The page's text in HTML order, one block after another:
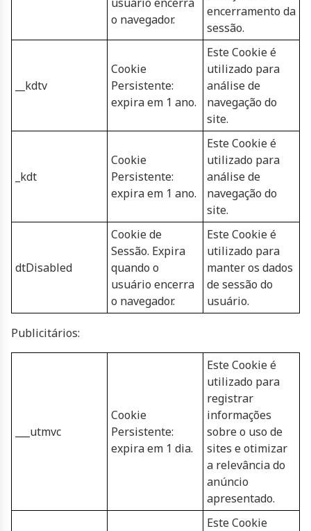
o navegador.
encerramento da
sessão.
__kdtv
Cookie
Persistente:
expira em 1 ano.
Este Cookie é
utilizado para
análise de
navegação do
site.
_kdt
Cookie
Persistente:
expira em 1 ano.
Este Cookie é
utilizado para
análise de
navegação do
site.
dtDisabled
Cookie de
Sessão. Expira
quando o
usuário encerra
o navegador.
Este Cookie é
utilizado para
manter os dados
de sessão do
usuário.
Publicitários:
___utmvc
Cookie
Persistente:
expira em 1 dia.
Este Cookie é
utilizado para
registrar
informações
sobre o uso de
sites e otimizar
a relevância do
anúncio
apresentado.
Este Cookie